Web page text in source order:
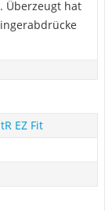
Überzeugt hat
EZ Fit